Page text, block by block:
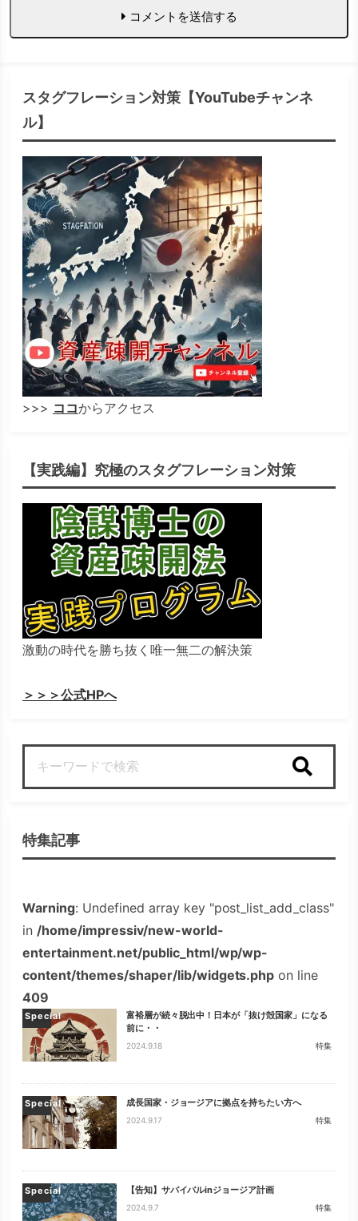
コメントを送信する
スタグフレーション対策【YouTubeチャンネ
ル】
>>> ココからアクセス
【実践編】究極のスタグフレーション対策
激動の時代を勝ち抜く唯一無二の解決策
＞＞＞公式HPへ
特集記事
Warning: Undefined array key "post_list_add_class"
in /home/impressiv/new-world-
entertainment.net/public_html/wp/wp-
content/themes/shaper/lib/widgets.php on line
409
Special
富裕層が続々脱出中！日本が「抜け殻国家」になる
前に・・
2024.9.18 特集
Special 成長国家・ジョージアに拠点を持ちたい方へ
2024.9.17 特集
Special 【告知】サバイバルinジョージア計画
2024.9.7 特集